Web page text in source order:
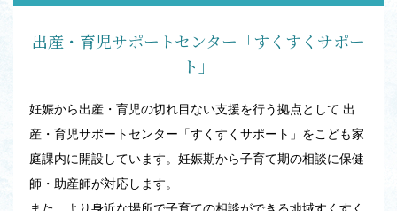
出産・育児サポートセンター「すくすくサポー
ト」
妊娠から出産・育児の切れ目ない支援を行う拠点として 出
産・育児サポートセンター「すくすくサポート」をこども家
庭課内に開設しています。妊娠期から子育て期の相談に保健
師・助産師が対応します。